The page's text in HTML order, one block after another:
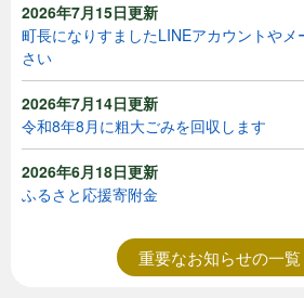
2026年7月15日更新
町長になりすましたLINEアカウントや
さい
2026年7月14日更新
令和8年8月に粗大ごみを回収します
2026年6月18日更新
ふるさと応援寄附金
重要なお知らせの一覧